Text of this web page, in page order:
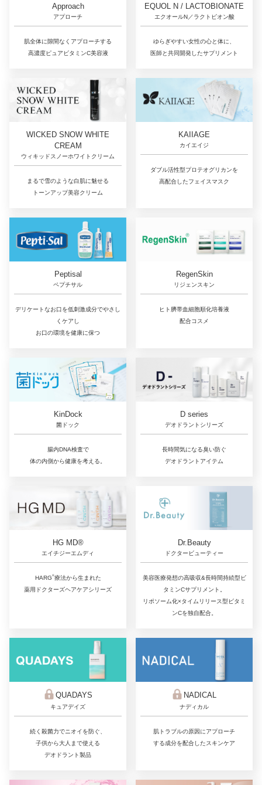
Approach
アプローチ
肌全体に隙間なくアプローチする
高濃度ピュアビタミンC美容液
EQUOL N / LACTOBIONATE
エクオールN／ラクトビオン酸
ゆらぎやすい女性の心と体に、
医師と共同開発したサプリメント
WICKED SNOW WHITE
CREAM
ウィキッドスノーホワイトクリーム
まるで雪のような白肌に魅せる
トーンアップ美容クリーム
KAIIAGE
カイエイジ
ダブル活性型プロテオグリカンを
高配合したフェイスマスク
Peptisal
ペプチサル
デリケートなお口を低刺激成分でやさし
くケアし
お口の環境を健康に保つ
RegenSkin
リジェンスキン
ヒト臍帯血細胞順化培養液
配合コスメ
KinDock
菌ドック
腸内DNA検査で
体の内側から健康を考える。
D series
デオドラントシリーズ
長時間気になる臭い防ぐ
デオドラントアイテム
HG MD®
エイチジーエムディ
HARG®療法から生まれた
薬用ドクターズヘアケアシリーズ
Dr.Beauty
ドクタービューティー
美容医療発想の高吸収&長時間持続型ビ
タミンCサプリメント。
リポソーム化×タイムリリース型ビタミ
ンCを独自配合。
QUADAYS
キュアデイズ
続く殺菌力でニオイを防ぐ、
子供から大人まで使える
デオドラント製品
NADICAL
ナディカル
肌トラブルの原因にアプローチ
する成分を配合したスキンケア